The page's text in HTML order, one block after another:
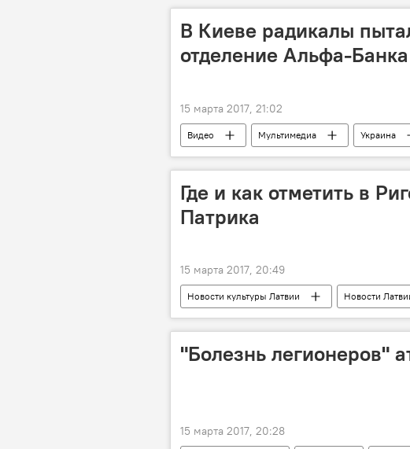
В Киеве радикалы
отделение Альфа-Банка
15 марта 2017, 21:02
Видео Мультимедиа Украина
Где и как отметить в
Патрика
15 марта 2017, 20:49
Новости культуры Латвии Новости
Туризм в Латвии
"Болезнь легионеров"
15 марта 2017, 20:28